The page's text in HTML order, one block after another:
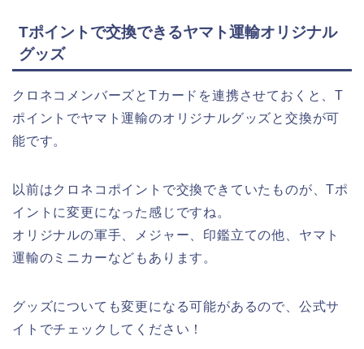
Tポイントで交換できるヤマト運輸オリジナル
グッズ
クロネコメンバーズとTカードを連携させておくと、T
ポイントでヤマト運輸のオリジナルグッズと交換が可
能です。
以前はクロネコポイントで交換できていたものが、Tポ
イントに変更になった感じですね。
オリジナルの軍手、メジャー、印鑑立ての他、ヤマト
運輸のミニカーなどもあります。
グッズについても変更になる可能があるので、公式サ
イトでチェックしてください！